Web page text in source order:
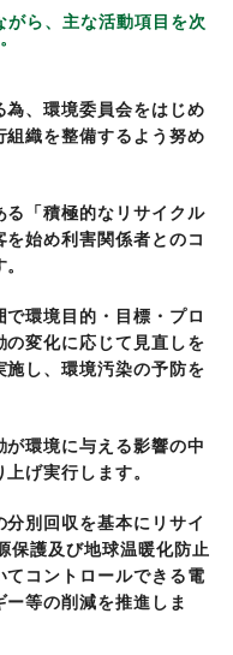
がら、主な活動項目を次
、環境委員会をはじめ
織を整備するよう努め
「積極的なリサイクル
始め利害関係者とのコ
環境目的・目標・プロ
変化に応じて見直しを
し、環境汚染の予防を
環境に与える影響の中
げ実行します。
別回収を基本にリサイ
保護及び地球温暖化防止
コントロールできる電
等の削減を推進しま